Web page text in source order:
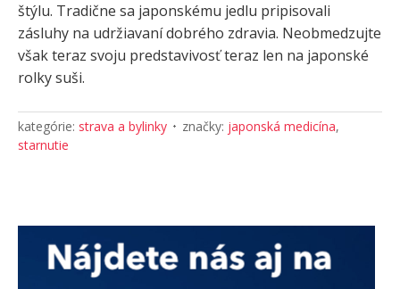
štýlu. Tradične sa japonskému jedlu pripisovali
zásluhy na udržiavaní dobrého zdravia. Neobmedzujte
však teraz svoju predstavivosť teraz len na japonské
rolky suši.
kategórie: strava a bylinky značky: japonská medicína,
starnutie